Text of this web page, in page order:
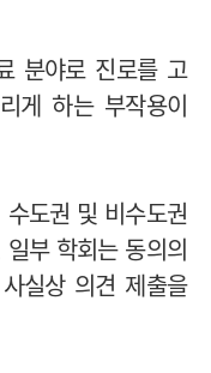
분야로 진로를 고
게 하는 부작용이
도권 및 비수도권
부 학회는 동의의
실상 의견 제출을